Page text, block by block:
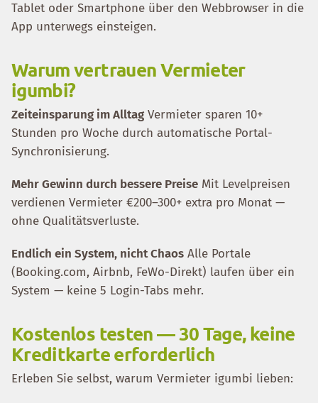
Tablet oder Smartphone über den Webbrowser in die
App unterwegs einsteigen.
Warum vertrauen Vermieter
igumbi?
Zeiteinsparung im Alltag Vermieter sparen 10+
Stunden pro Woche durch automatische Portal-
Synchronisierung.
Mehr Gewinn durch bessere Preise Mit Levelpreisen
verdienen Vermieter €200–300+ extra pro Monat —
ohne Qualitätsverluste.
Endlich ein System, nicht Chaos Alle Portale
(Booking.com, Airbnb, FeWo-Direkt) laufen über ein
System — keine 5 Login-Tabs mehr.
Kostenlos testen — 30 Tage, keine
Kreditkarte erforderlich
Erleben Sie selbst, warum Vermieter igumbi lieben: